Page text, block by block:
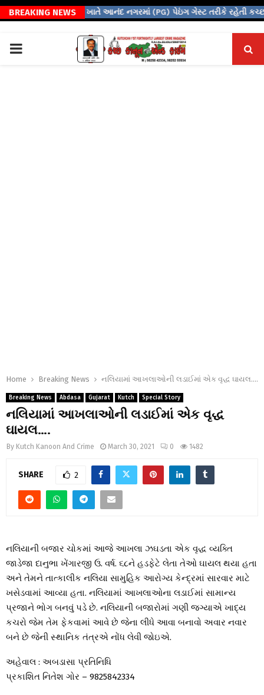
BREAKING NEWS
⇝ અમદાવાદ ખાતે આનંદ નગરમાં (PG) પેઇંગ ગેસ્ટ તરીકે રહેતી કચ્છી…
PRIMARY
Home Breaking News નલિયામાં આખલાઓની લડાઈમાં એક વૃદ્ધ ઘાયલ….
Breaking News Abdasa Gujarat Kutch Special Story
નલિયામાં આખલાઓની લડાઈમાં એક વૃદ્ધ
ઘાયલ….
By Kutch Kanoon And Crime March 30, 2021 0 1482
SHARE 2
નલિયાની બજાર ચોકમાં આજે આખલા ઝઘડતા એક વૃદ્ધ વ્યક્તિ
જાડેજા દાનુભા ખેંગારજી ઉ. વર્ષ. ૬૮ને હડફેટે લેતા તેઓ ઘાયલ થયા હતા
અને તેમને તાત્કાલીક નલિયા સામુહિક આરોગ્ય કેન્દ્રમાં સારવાર માટે
ખસેડવામાં આવ્યા હતા. નલિયામાં આખલાઓના લડાઈમાં સામાન્ય
પ્રજાને ભોગ બનવું પડે છે. નલિયાની બજારોમાં ગણી જગ્યાએ ખાદ્ય
કચરો જેમ તેમ ફેકવામાં આવે છે જેના લીધે આવા બનાવો અવાર નવાર
બને છે જેની સ્થાનિક તંત્રએ નોંધ લેવી જોઇએ.
અહેવાલ : અબડાસા પ્રતિનિધિ
પ્રકાશિત નિતેશ ગોર – 9825842334